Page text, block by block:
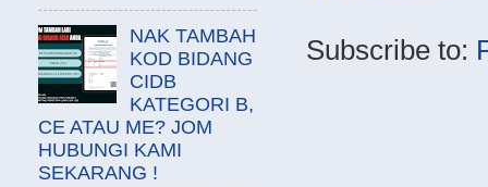
Subscribe to:
NAK TAMBAH
KOD BIDANG
CIDB
KATEGORI B,
CE ATAU ME? JOM
HUBUNGI KAMI
SEKARANG !